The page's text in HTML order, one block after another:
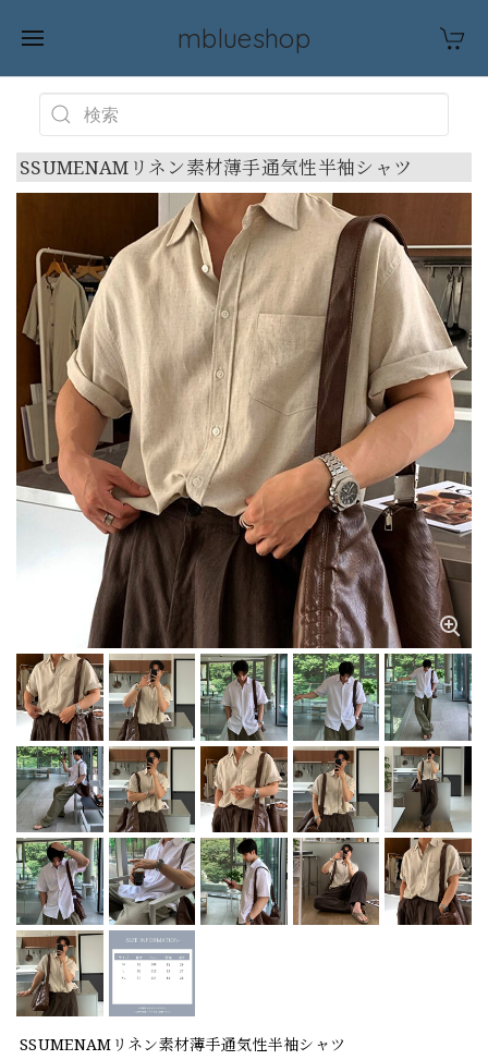
mblueshop
SSUMENAMリネン素材薄手通気性半袖シャツ
SSUMENAMリネン素材薄手通気性半袖シャツ